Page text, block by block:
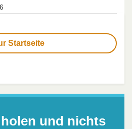
Startseite
und nichts